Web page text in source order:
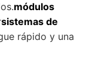
módulos
sistemas de
rápido y una